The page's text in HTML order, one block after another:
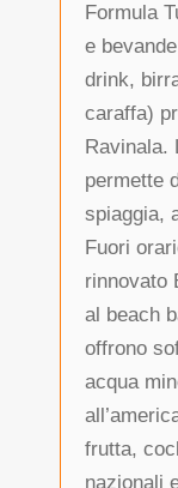
Formula
e
drink,
caraffa)
Ravinala.
permette
spiaggia,
Fuori
rinnovato
al beach
offrono
acqua
frutta,
nazionali